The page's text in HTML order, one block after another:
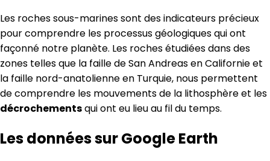
Les roches sous-marines sont des indicateurs précieux
pour comprendre les processus géologiques qui ont
façonné notre planète. Les roches étudiées dans des
zones telles que la faille de San Andreas en Californie et
la faille nord-anatolienne en Turquie, nous permettent
de comprendre les mouvements de la lithosphère et les
décrochementsqui ont eu lieu au fil du temps.
Les données sur Google Earth